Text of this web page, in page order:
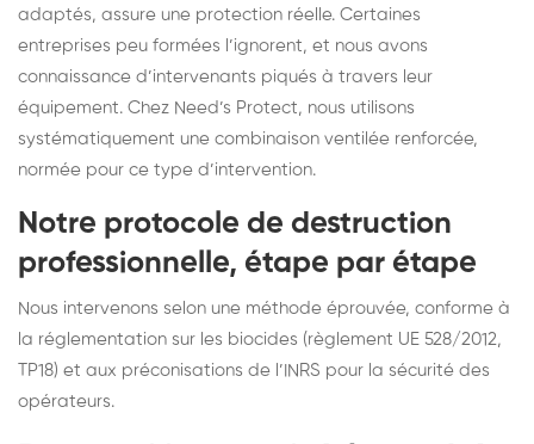
adaptés, assure une protection réelle. Certaines
entreprises peu formées l’ignorent, et nous avons
connaissance d’intervenants piqués à travers leur
équipement. Chez Need’s Protect, nous utilisons
systématiquement une combinaison ventilée renforcée,
normée pour ce type d’intervention.
Notre protocole de destruction
professionnelle, étape par étape
Nous intervenons selon une méthode éprouvée, conforme à
la réglementation sur les biocides (règlement UE 528/2012,
TP18) et aux préconisations de l’INRS pour la sécurité des
opérateurs.